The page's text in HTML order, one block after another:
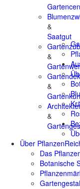
&
Saatgut
&
&
&
Über
Das
Botanische